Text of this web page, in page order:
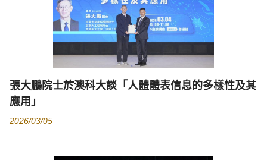
張大鵬院士於澳科大談「人體體表信息的多樣性及其
應用」
2026/03/05